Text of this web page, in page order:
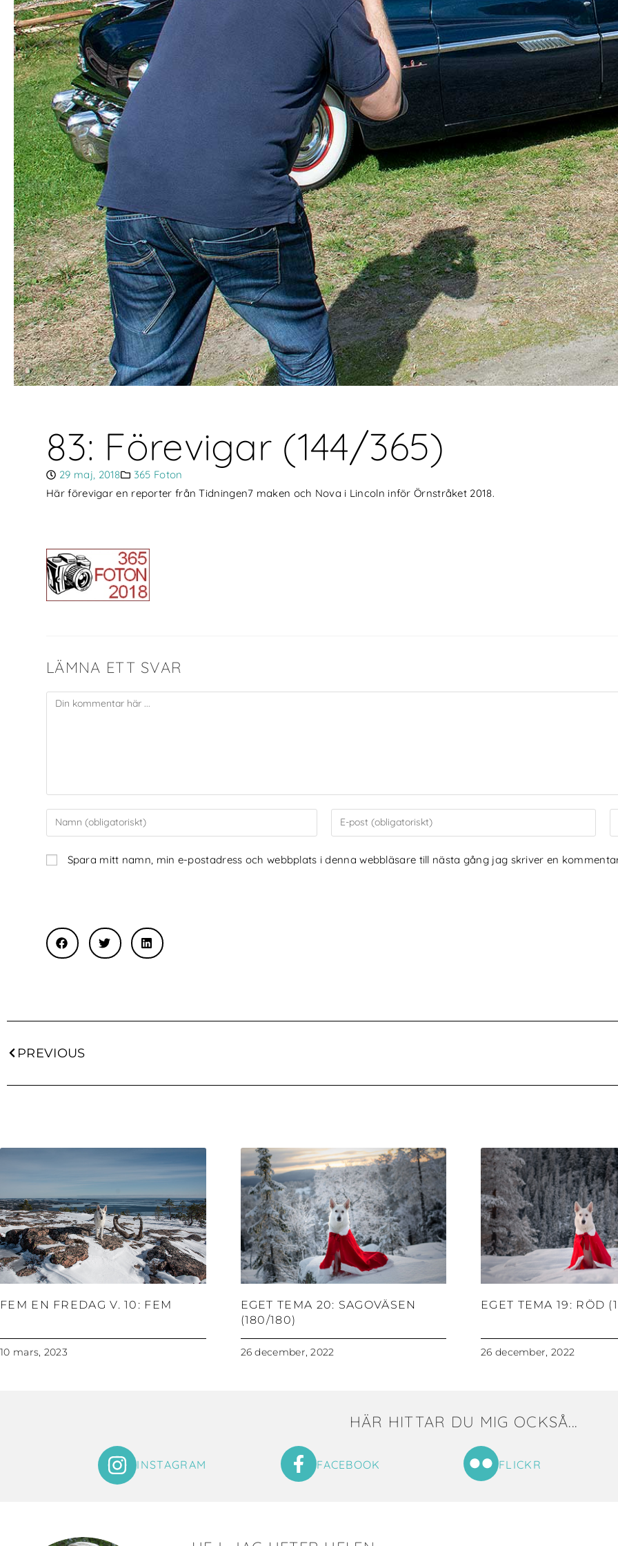
83: Förevigar (144/365)
29 maj, 2018
365 Foton
Här förevigar en reporter från Tidningen7 maken och Nova i Lincoln inför Örnstråket 2018.
LÄMNA ETT SVAR
Spara mitt namn, min e-postadress och webbplats i denna webbläsare till nästa gång jag skriver en
PREVIOUS
FEM EN FREDAG V. 10: FEM
10 mars, 2023
EGET TEMA 20: SAGOVÄSEN
(180/180)
26 december, 2022
EGET TEMA 19: RÖD
26 december, 2022
HÄR HITTAR DU MIG OCKSÅ...
INSTAGRAM FACEBOOK FLICKR